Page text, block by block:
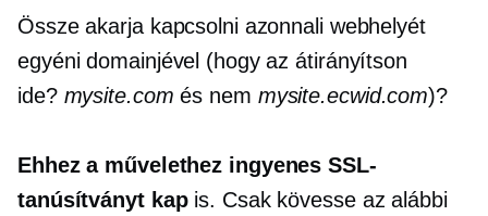
Össze akarja kapcsolni azonnali webhelyét
egyéni domainjével (hogy az átirányítson
ide? mysite.com és nem mysite.ecwid.com)?
Ehhez a művelethez ingyenes SSL-
tanúsítványt kapis. Csak kövesse az alábbi